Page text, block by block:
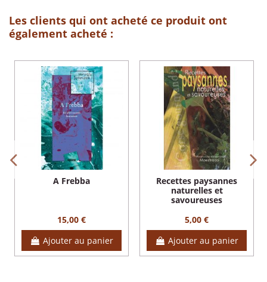
Les clients qui ont acheté ce produit ont
également acheté :
A Frebba
15,00 €
Ajouter au panier
Recettes paysannes
naturelles et
savoureuses
5,00 €
Ajouter au panier